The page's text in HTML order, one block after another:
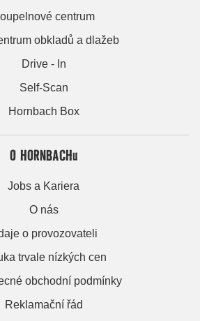
centrum
obkladů a dlažeb
Drive - In
Self-Scan
Hornbach Box
O HORNBACHu
Jobs a Kariera
O nás
o provozovateli
trvale nízkých cen
obchodní podmínky
Reklamační řád